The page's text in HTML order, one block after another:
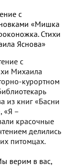
с
Михаила
курортном
из книг «Басни
«Я –
красочные
делились
питомцах.